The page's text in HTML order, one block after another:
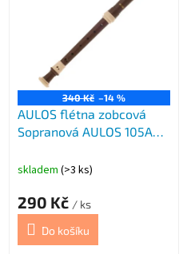
340 Kč –14 %
AULOS flétna zobcová
Sopranová AULOS 105A
skladem (>3 ks)
290 Kč / ks
Do košíku